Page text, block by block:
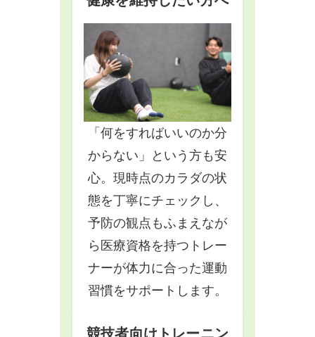
「何をすればいいのか分
からない」という方も安
心。現時点のカラダの状
態を丁寧にチェックし、
予防の観点もふまえなが
ら医療資格を持つトレー
ナーが体力に合った運動
習慣をサポートします。
競技者向けトレーニン